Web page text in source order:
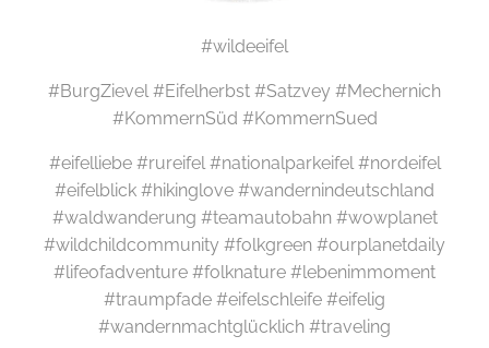
#wildeeifel
#BurgZievel #Eifelherbst #Satzvey #Mechernich
#KommernSüd #KommernSued
#eifelliebe #rureifel #nationalparkeifel #nordeifel
#eifelblick #hikinglove #wandernindeutschland
#waldwanderung #teamautobahn #wowplanet
#wildchildcommunity #folkgreen #ourplanetdaily
#lifeofadventure #folknature #lebenimmoment
#traumpfade #eifelschleife #eifelig
#wandernmachtglücklich #traveling